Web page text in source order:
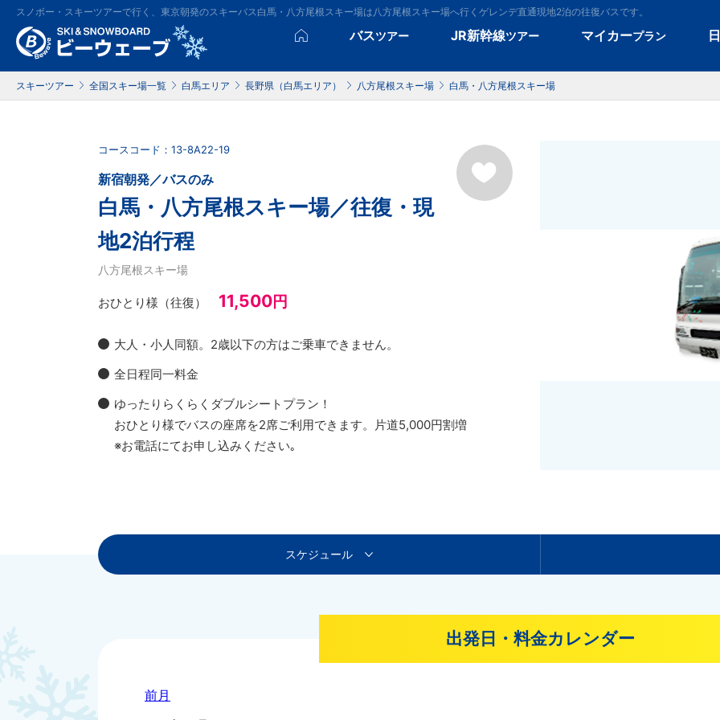
スノボー・スキーツアーで行く、東京朝発のスキーバス白馬・八方尾根スキー場は八方尾根スキー場へ行くゲレンデ直通現地2泊の往復バスです。
バスツアー JR新幹線ツアー マイカープラン
スキーツアー 全国スキー場一覧 白馬エリア 長野県（白馬エリア） 八方尾根スキー場 白馬・八方尾根スキー場
コースコード：13-8A22-19
新宿朝発／バスのみ
白馬・八方尾根スキー場／往復・現
地2泊行程
八方尾根スキー場
おひとり様（往復） 11,500円
大人・小人同額。2歳以下の方はご乗車できません。
全日程同一料金
ゆったりらくらくダブルシートプラン！
おひとり様でバスの座席を2席ご利用できます。片道5,000円割増
※お電話にてお申し込みください｡
スケジュール
出発日・料金カレンダー